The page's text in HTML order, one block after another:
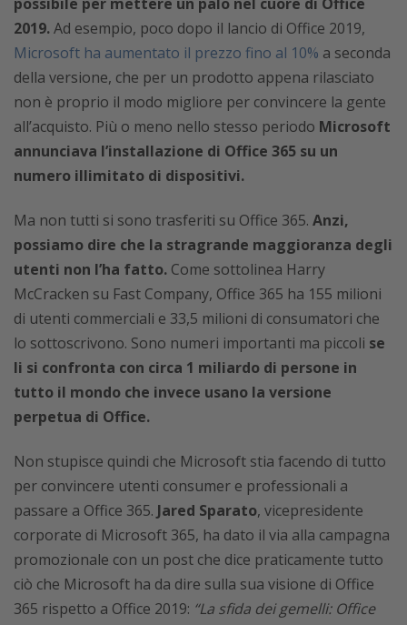
2019.Ad esempio, poco dopo il lancio di Office 2019,
Microsoft ha aumentato il prezzo fino al 10% a seconda
della versione, che per un prodotto appena rilasciato
non è proprio il modo migliore per convincere la gente
all’acquisto. Più o meno nello stesso periodo Microsoft
annunciava l’installazione di Office 365 su un
numero illimitato di dispositivi.
Ma non tutti si sono trasferiti su Office 365. Anzi,
possiamo dire che la stragrande maggioranza degli
utenti non l’ha fatto. Come sottolinea Harry
McCracken su Fast Company, Office 365 ha 155 milioni
di utenti commerciali e 33,5 milioni di consumatori che
lo sottoscrivono. Sono numeri importanti ma piccoli se
li si confronta con circa 1 miliardo di persone in
tutto il mondo che invece usano la versione
perpetua di Office.
Non stupisce quindi che Microsoft stia facendo di tutto
per convincere utenti consumer e professionali a
passare a Office 365. Jared Sparato, vicepresidente
corporate di Microsoft 365, ha dato il via alla campagna
promozionale con un post che dice praticamente tutto
ciò che Microsoft ha da dire sulla sua visione di Office
365 rispetto a Office 2019: “La sfida dei gemelli: Office